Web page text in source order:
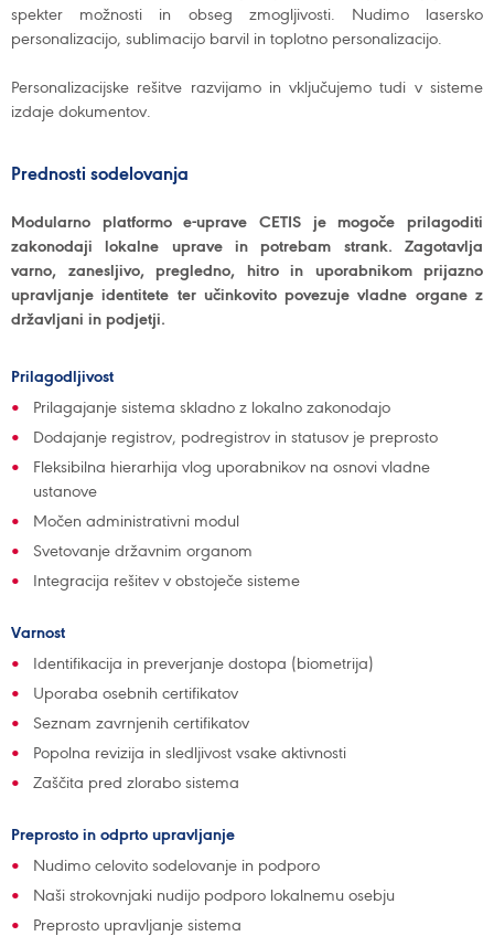
spekter možnosti in obseg zmogljivosti. Nudimo lasersko
personalizacijo, sublimacijo barvil in toplotno personalizacijo.
Personalizacijske rešitve razvijamo in vključujemo tudi v sisteme
izdaje dokumentov.
Prednosti sodelovanja
Modularno platformo e-uprave CETIS je mogoče prilagoditi
zakonodaji lokalne uprave in potrebam strank. Zagotavlja
varno, zanesljivo, pregledno, hitro in uporabnikom prijazno
upravljanje identitete ter učinkovito povezuje vladne organe z
državljani in podjetji.
Prilagodljivost
Prilagajanje sistema skladno z lokalno zakonodajo
Dodajanje registrov, podregistrov in statusov je preprosto
Fleksibilna hierarhija vlog uporabnikov na osnovi vladne
ustanove
Močen administrativni modul
Svetovanje državnim organom
Integracija rešitev v obstoječe sisteme
Varnost
Identifikacija in preverjanje dostopa (biometrija)
Uporaba osebnih certifikatov
Seznam zavrnjenih certifikatov
Popolna revizija in sledljivost vsake aktivnosti
Zaščita pred zlorabo sistema
Preprosto in odprto upravljanje
Nudimo celovito sodelovanje in podporo
Naši strokovnjaki nudijo podporo lokalnemu osebju
Preprosto upravljanje sistema